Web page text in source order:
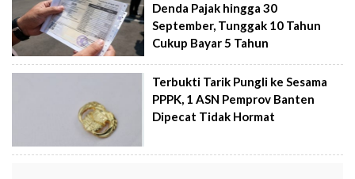
Denda Pajak hingga 30
September, Tunggak 10 Tahun
Cukup Bayar 5 Tahun
Terbukti Tarik Pungli ke Sesama
PPPK, 1 ASN Pemprov Banten
Dipecat Tidak Hormat